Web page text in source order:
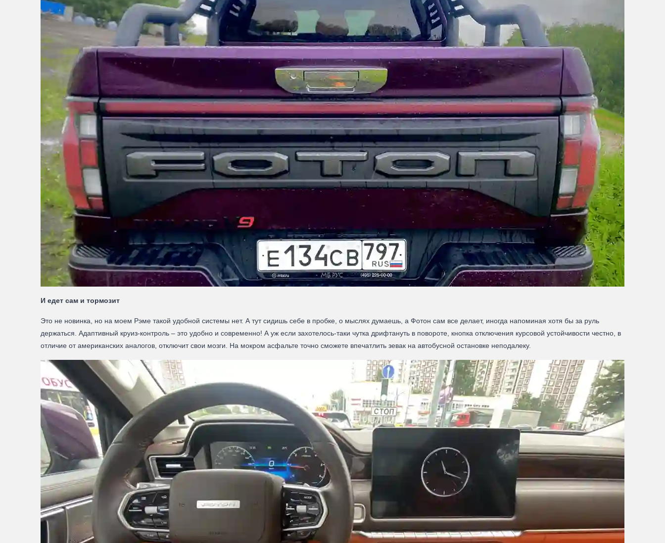
И едет сам и тормозит
Это не новинка, но на моем Рэме такой удобной системы нет. А тут сидишь себе в пробке, о мыслях думаешь, а Фотон сам все делает, иногда напоминая хотя бы за руль
держаться. Адаптивный круиз-контроль – это удобно и современно! А уж если захотелось-таки чутка дрифтануть в повороте, кнопка отключения курсовой устойчивости честно, в
отличие от американских аналогов, отключит свои мозги. На мокром асфальте точно сможете впечатлить зевак на автобусной остановке неподалеку.